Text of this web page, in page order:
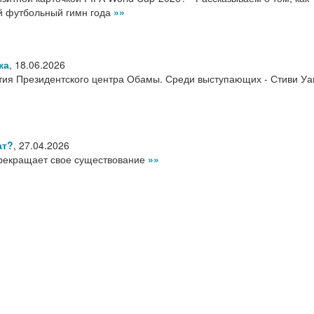
футбольный гимн года »»
, 18.06.2026
Президентского центра Обамы. Среди выступающих - Стиви
, 27.04.2026
свое существование »»